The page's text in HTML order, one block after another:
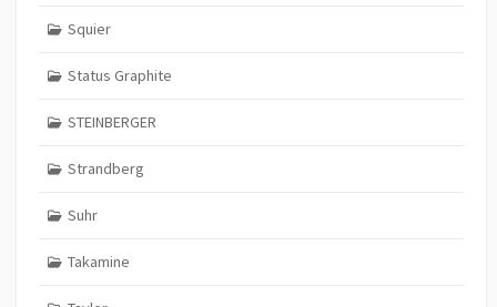
Squier
Status Graphite
STEINBERGER
Strandberg
Suhr
Takamine